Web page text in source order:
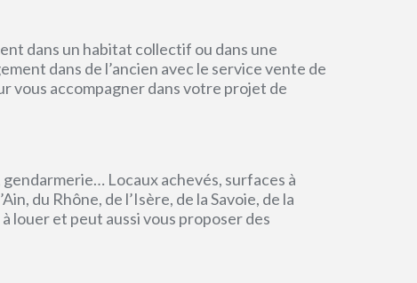
Appartement 3 pièces / 63m
Prix : 559 €
Appartement 3 pièces / 63m2
Prix : 541 €
dans un habitat collectif ou dans une
dans de l’ancien avec le service vente de
vous accompagner dans votre projet de
Locaux achevés, surfaces à
du Rhône, de l’Isère, de la Savoie, de la
louer et peut aussi vous proposer des